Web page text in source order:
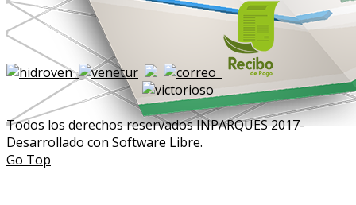
Todos los derechos reservados INPARQUES 2017-
Desarrollado con Software Libre.
Go Top